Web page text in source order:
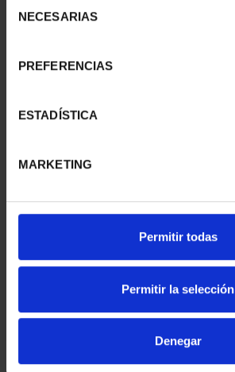
NECESARIAS
PREFERENCIAS
ESTADÍSTICA
MARKETING
Permitir todas
Permitir la selección
Denegar
949,00 €
registrados
CAPITALES DE
COMPLET...
3.796,00 €